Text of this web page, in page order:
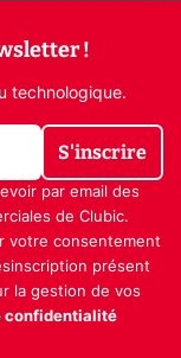
!
technologique.
S'inscrire
par email des
de Clubic.
votre consentement
présent
la gestion de vos
confidentialité